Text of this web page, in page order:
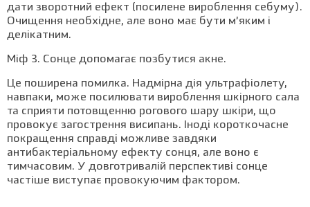
дати зворотний ефект (посилене вироблення себуму).
Очищення необхідне, але воно має бути м’яким і
делікатним.
Міф 3. Сонце допомагає позбутися акне.
Це поширена помилка. Надмірна дія ультрафіолету,
навпаки, може посилювати вироблення шкірного сала
та сприяти потовщенню рогового шару шкіри, що
провокує загострення висипань. Іноді короткочасне
покращення справді можливе завдяки
антибактеріальному ефекту сонця, але воно є
тимчасовим. У довготривалій перспективі сонце
частіше виступає провокуючим фактором.